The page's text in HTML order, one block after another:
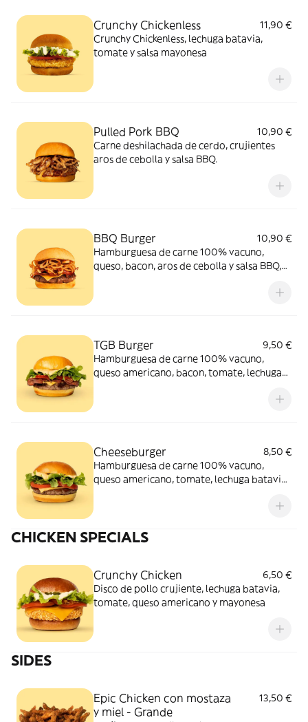
Crunchy Chickenless
11,90 €
Crunchy Chickenless, lechuga batavia,
tomate y salsa mayonesa
Pulled Pork BBQ
10,90 €
Carne deshilachada de cerdo, crujientes
aros de cebolla y salsa BBQ.
BBQ Burger
10,90 €
Hamburguesa de carne 100% vacuno,
queso, bacon, aros de cebolla y salsa BBQ,
TGB Burger
9,50 €
Hamburguesa de carne 100% vacuno,
queso americano, bacon, tomate, lechuga
Cheeseburger
8,50 €
Hamburguesa de carne 100% vacuno,
queso americano, tomate, lechuga batavia
CHICKEN SPECIALS
Crunchy Chicken
6,50 €
Disco de pollo crujiente, lechuga batavia,
tomate, queso americano y mayonesa
SIDES
Epic Chicken con mostaza
y miel - Grande
13,50 €